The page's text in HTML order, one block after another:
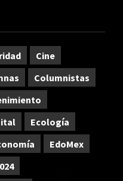
Cine
Columnistas
Ecología
EdoMex